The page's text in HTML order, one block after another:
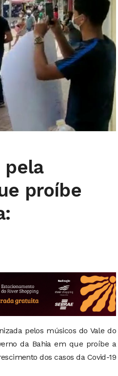
pela
proíbe
pelos músicos do Vale do
da Bahia em que proíbe a
dos casos da Covid-19